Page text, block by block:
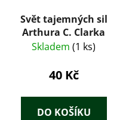
Svět tajemných sil
Arthura C. Clarka
Skladem (1 ks)
40 Kč
DO KOŠÍKU